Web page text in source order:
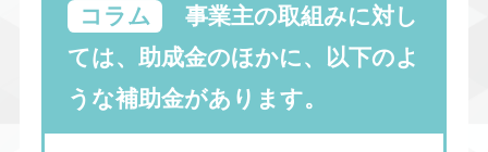
コラム
事業主の取組みに対し
ては、助成金のほかに、以下のよ
うな補助金があります。